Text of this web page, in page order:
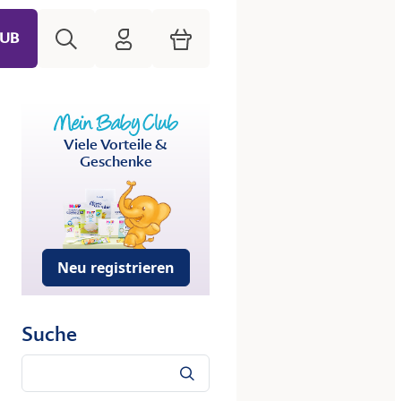
HiPP Mein Babyclub
Warenkorb
Viele Vorteile &
Geschenke
Neu registrieren
Suche